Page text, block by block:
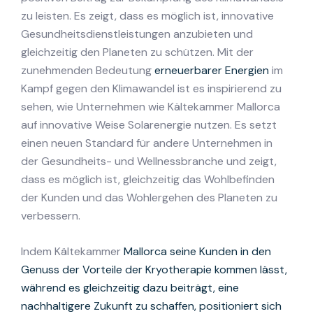
zu leisten. Es zeigt, dass es möglich ist, innovative
Gesundheitsdienstleistungen anzubieten und
gleichzeitig den Planeten zu schützen. Mit der
zunehmenden Bedeutungerneuerbarer Energien im
Kampf gegen den Klimawandel ist es inspirierend zu
sehen, wie Unternehmen wie Kältekammer Mallorca
auf innovative Weise Solarenergie nutzen. Es setzt
einen neuen Standard für andere Unternehmen in
der Gesundheits- und Wellnessbranche und zeigt,
dass es möglich ist, gleichzeitig das Wohlbefinden
der Kunden und das Wohlergehen des Planeten zu
verbessern.
Indem KältekammerMallorca seine Kunden in den
Genuss der Vorteile der Kryotherapie kommen lässt,
während es gleichzeitig dazu beiträgt, eine
nachhaltigere Zukunft zu schaffen, positioniert sich